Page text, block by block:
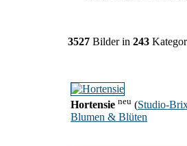
3527 Bilder in 243
Hortensie neu (Studio-
Blumen & Blüten